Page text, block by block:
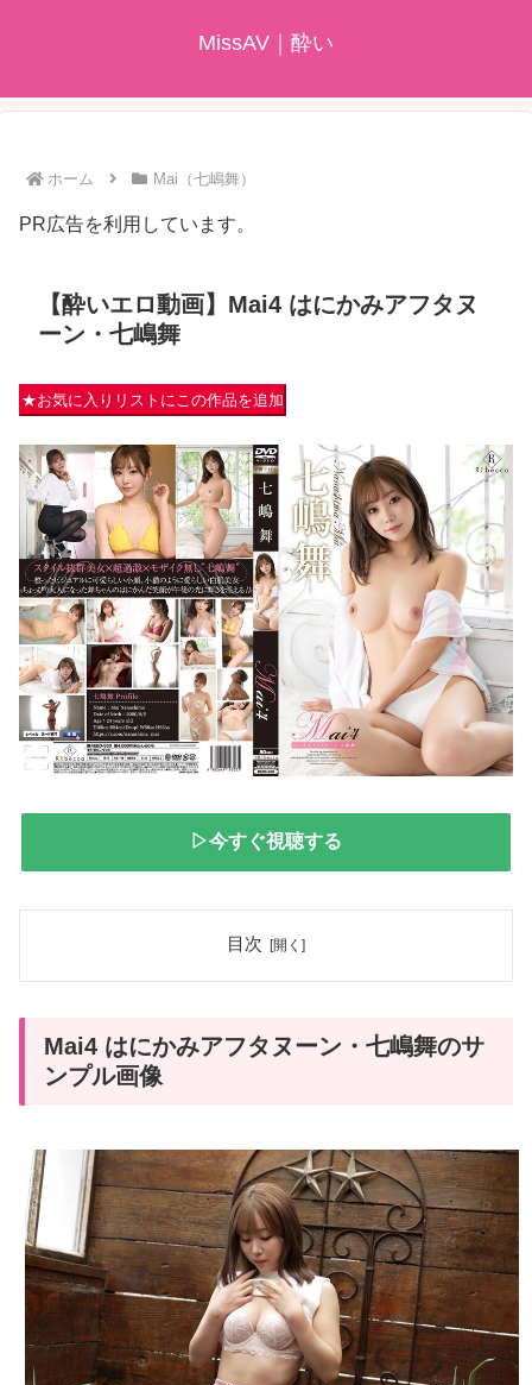
MissAV｜酔い
ホーム Mai（七嶋舞）
PR広告を利用しています。
【酔いエロ動画】Mai4 はにかみアフタヌ
ーン・七嶋舞
★お気に入りリストにこの作品を追加
▷今すぐ視聴する
目次
Mai4 はにかみアフタヌーン・七嶋舞のサ
ンプル画像